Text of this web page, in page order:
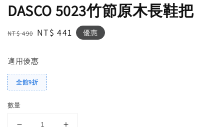
DASCO 5023竹節原木長鞋把
Regular
NT$ 490 Sale
NT$ 441 優惠
適用優惠
全館9折
數量